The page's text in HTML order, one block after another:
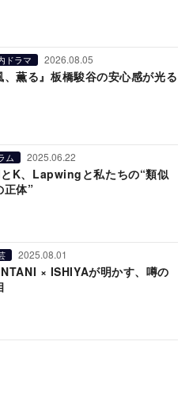
ドラマ 2026.08.05
、薫る』板橋駿谷の安心感が光る
ム 2025.06.22
K、Lapwingと私たちの“類似
正体”
2025.08.01
× ISHIYAが明かす、噂の